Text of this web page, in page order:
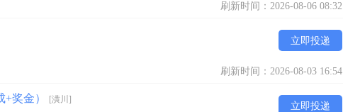
刷新时间：2026-08-06 08:32
立即投递
刷新时间：2026-08-03 16:54
+奖金） [潢川]
立即投递